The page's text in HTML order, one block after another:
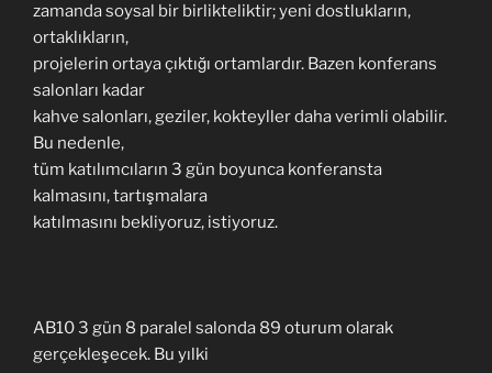
zamanda soysal bir birlikteliktir; yeni dostlukların,
ortaklıkların,
projelerin ortaya çıktığı ortamlardır. Bazen konferans
salonları kadar
kahve salonları, geziler, kokteyller daha verimli olabilir.
Bu nedenle,
tüm katılımcıların 3 gün boyunca konferansta
kalmasını, tartışmalara
katılmasını bekliyoruz, istiyoruz.
AB10 3 gün 8 paralel salonda 89 oturum olarak
gerçekleşecek. Bu yılki